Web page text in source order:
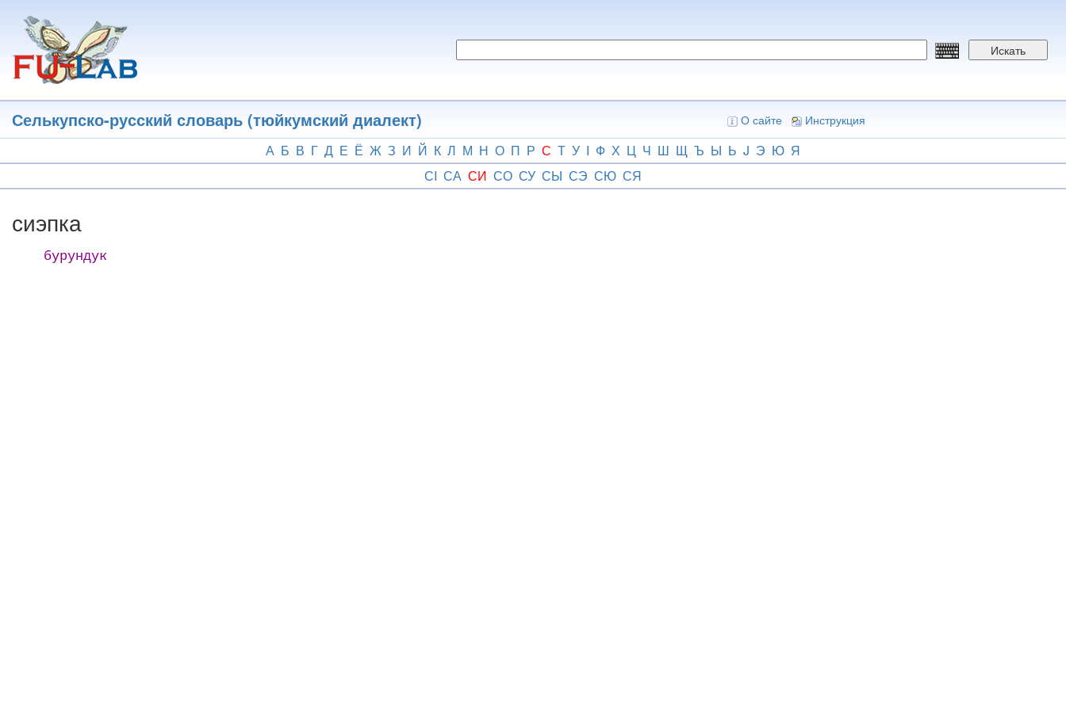
основному
содержанию
Искать
Селькупско-русский словарь (тюйкумский диалект) О сайте Инструкция
А Б В Г Д Е Ё Ж З И Й К Л М Н О П Р С Т У І Ф Х Ц Ч Ш Щ Ъ Ы Ь J Э Ю Я
СI СА СИ СО СУ СЫ СЭ СЮ СЯ
сиэпка
бурундук